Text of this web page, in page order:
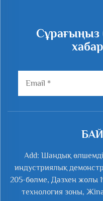
Сұрағыңыз
Add: Шандық
индустриялық
205-бөлме, Дазхен жолы
технология зоны,